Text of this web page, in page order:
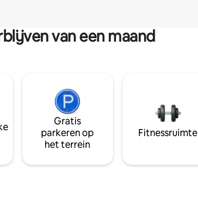
van een maand
Gratis
parkeren op
het terrein
Fitnessruimte